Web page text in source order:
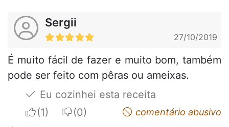
Sergii
27/10/2019
É muito fácil de fazer e muito bom, também
pode ser feito com pêras ou ameixas.
Eu cozinhei esta receita
I apreciateI do not appreciatecomentário abusivo